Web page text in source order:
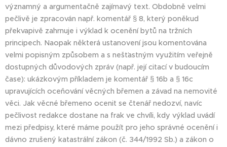
významný a argumentačně zajímavý text. Obdobně velmi
pečlivě je zpracován např. komentář § 8, který poněkud
překvapivě zahrnuje i výklad k ocenění bytů na tržních
principech. Naopak některá ustanovení jsou komentována
velmi popisným způsobem a s nešťastným využitím veřejně
dostupných důvodových zpráv (např. její citací v budoucím
čase): ukázkovým příkladem je komentář § 16b a § 16c
upravujících oceňování věcných břemen a závad na nemovité
věci. Jak věcné břemeno ocenit se čtenář nedozví, navíc
pečlivost redakce dostane na frak ve chvíli, kdy výklad uvádí
mezi předpisy, které máme použít pro jeho správné ocenění i
dávno zrušený katastrální zákon (č. 344/1992 Sb.) a zákon o